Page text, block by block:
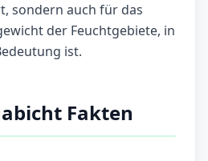
sondern auch für das
der Feuchtgebiete, in
ist.
Fakten